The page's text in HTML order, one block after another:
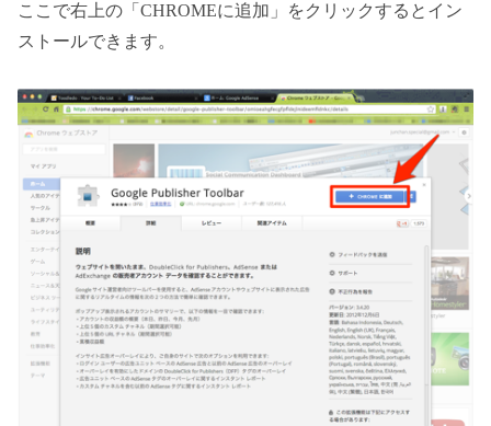
ここで右上の「CHROMEに追加」をクリックするとイン
ストールできます。